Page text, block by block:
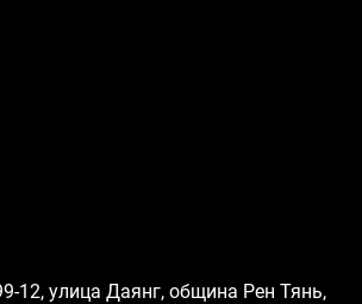
12, улица Даянг, община Рен Тянь,